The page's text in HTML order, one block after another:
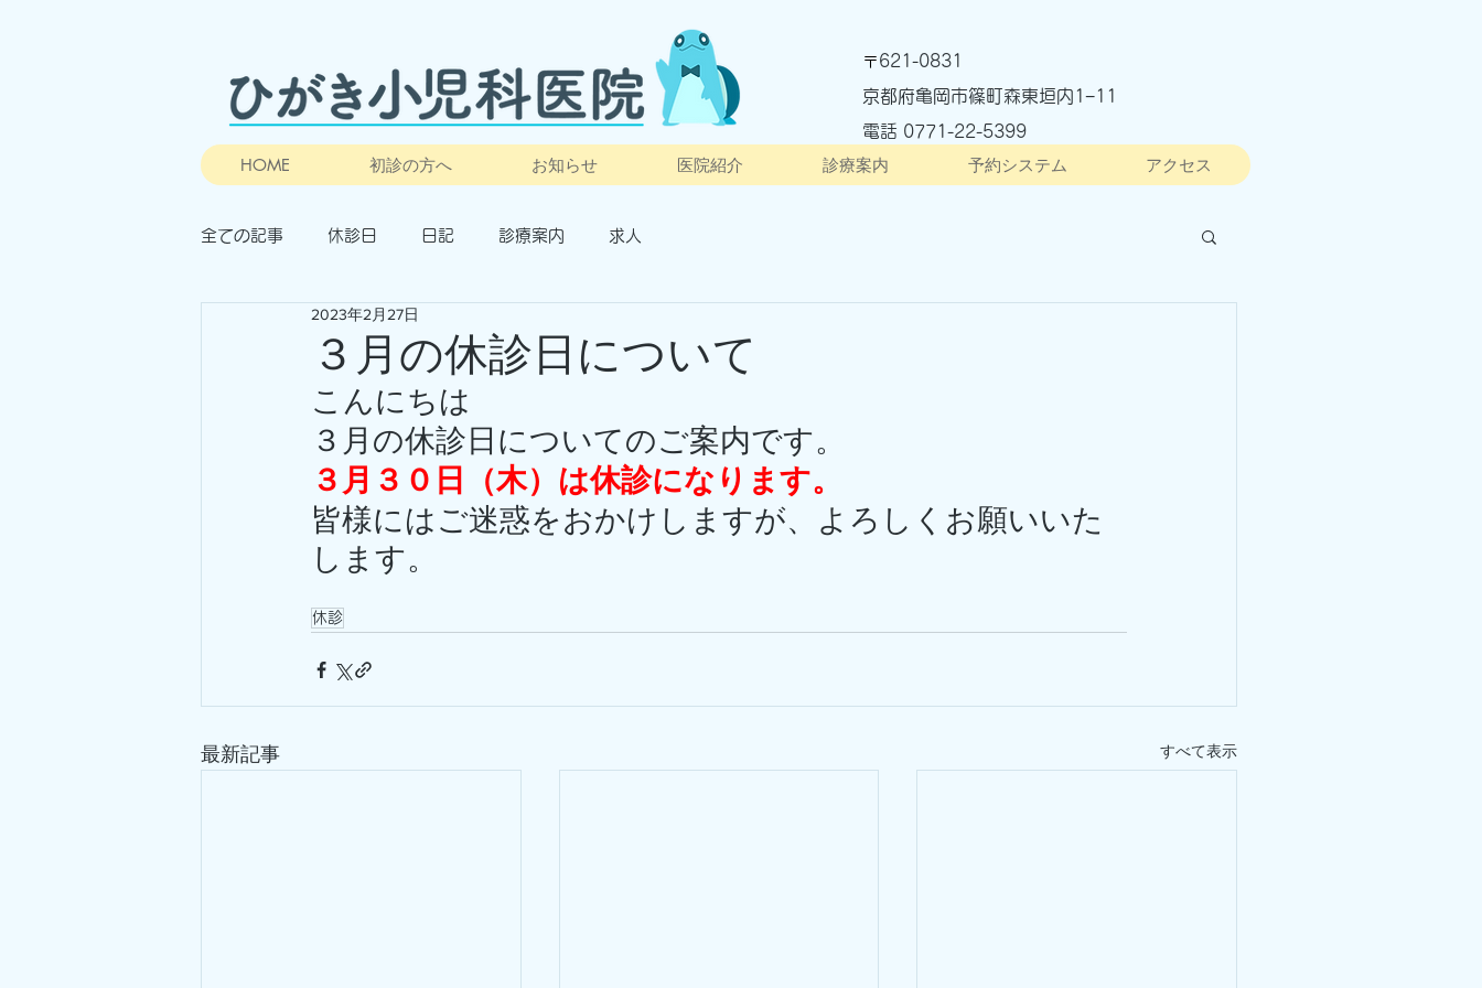
〒 621-0831
京都府亀岡市篠町森東垣内1−11
電話 ​0771-22-5399
HOME 初診の方へ お知らせ 医院紹介 診療案内 予約システム アクセス
全ての記事 休診日 日記 診療案内 求人
３月の休診日について
2023年2月27日
こんにちは
３月の休診日についてのご案内です。
３月３０日（木）は休診になります。
皆様にはご迷惑をおかけしますが、よろしくお願いいた
します。
休診
最新記事 すべて表示